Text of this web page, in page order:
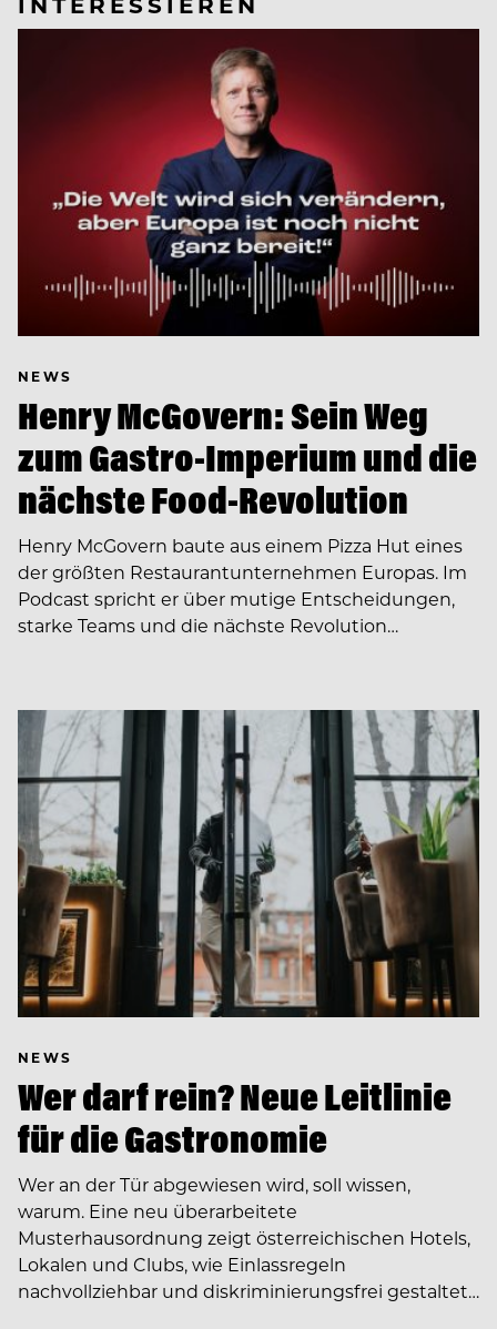
NEWS
Henry McGovern: Sein Weg
zum Gastro-Imperium und die
nächste Food-Revolution
Henry McGovern baute aus einem Pizza Hut eines
der größten Restaurantunternehmen Europas. Im
Podcast spricht er über mutige Entscheidungen,
starke Teams und die nächste Revolution…
NEWS
Wer darf rein? Neue Leitlinie
für die Gastronomie
Wer an der Tür abgewiesen wird, soll wissen,
warum. Eine neu überarbeitete
Musterhausordnung zeigt österreichischen Hotels,
Lokalen und Clubs, wie Einlassregeln
nachvollziehbar und diskriminierungsfrei gestaltet…